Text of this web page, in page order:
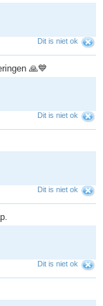
Dit is niet ok
🙏💙
Dit is niet ok
Dit is niet ok
Dit is niet ok